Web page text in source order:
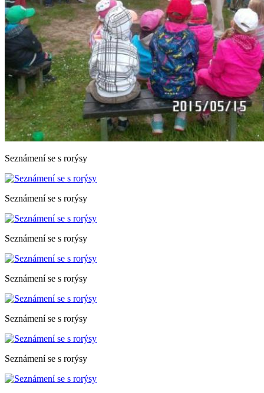
Seznámení se s rorýsy
Seznámení se s rorýsy
Seznámení se s rorýsy
Seznámení se s rorýsy
Seznámení se s rorýsy
Seznámení se s rorýsy